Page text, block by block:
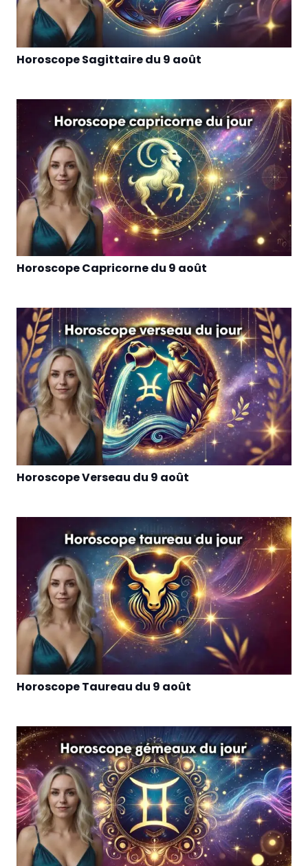
Horoscope Sagittaire du 9 août
Horoscope Capricorne du 9 août
Horoscope Verseau du 9 août
Horoscope Taureau du 9 août